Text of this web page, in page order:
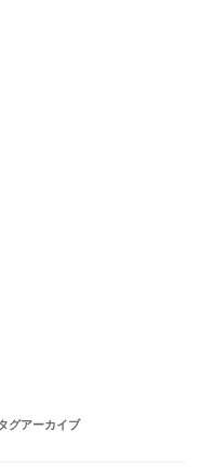
グアーカイブ